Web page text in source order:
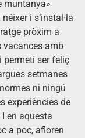
muntanya»
i s’instal·la
pròxim a
vacances amb
permeti ser feliç
setmanes
ni ningú
experiències de
en aquesta
a poc, afloren